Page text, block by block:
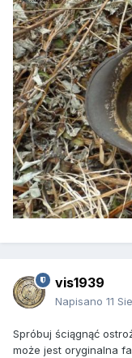
vis1939
Napisano 11
Spróbuj ściągnąć
może jest oryginalna